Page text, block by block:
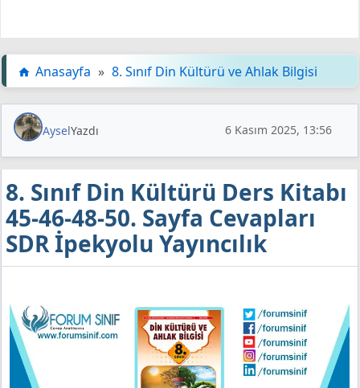
Anasayfa » 8. Sınıf Din Kültürü ve Ahlak Bilgisi
AyselYazdı 6 Kasım 2025, 13:56
8. Sınıf Din Kültürü Ders Kitabı
45-46-48-50. Sayfa Cevapları
SDR İpekyolu Yayıncılık